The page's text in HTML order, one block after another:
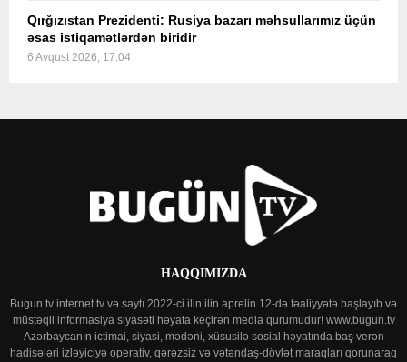
Qırğızıstan Prezidenti: Rusiya bazarı məhsullarımız üçün
əsas istiqamətlərdən biridir
6 Avqust 2026, 17:04
HAQQIMIZDA
Bugun.tv internet tv və saytı 2022-ci ilin ilin aprelin 12-də fəaliyyətə başlayıb və
müstəqil informasiya siyasəti həyata keçirən media qurumudur! www.bugun.tv
Azərbaycanın ictimai, siyasi, mədəni, xüsusilə sosial həyatında baş verən
hadisələri izləyiciyə operativ, qərəzsiz və vətəndaş-dövlət maraqları qorunaraq